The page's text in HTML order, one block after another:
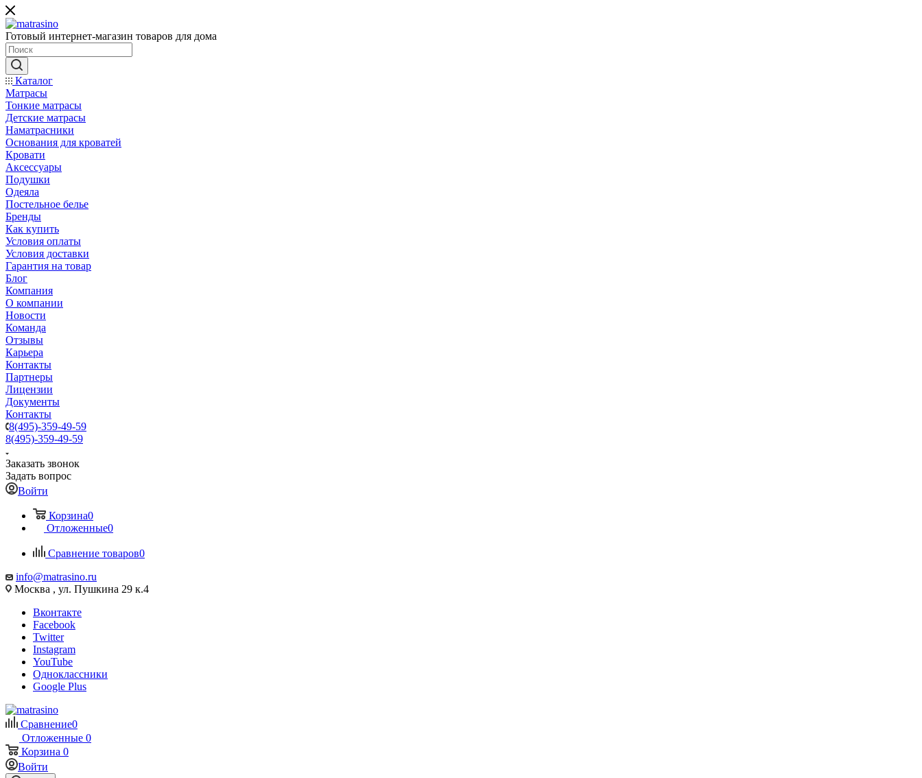
Готовый интернет-магазин товаров для дома
Каталог
Матрасы
Тонкие матрасы
Детские матрасы
Наматрасники
Основания для кроватей
Кровати
Аксессуары
Подушки
Одеяла
Постельное белье
Бренды
Как купить
Условия оплаты
Условия доставки
Гарантия на товар
Блог
Компания
О компании
Новости
Команда
Отзывы
Карьера
Контакты
Партнеры
Лицензии
Документы
Контакты
8(495)-359-49-59
8(495)-359-49-59
Заказать звонок
Задать вопрос
Войти
Корзина0
Отложенные0
Сравнение товаров0
info@matrasino.ru
Москва , ул. Пушкина 29 к.4
Вконтакте
Facebook
Twitter
Instagram
YouTube
Одноклассники
Google Plus
Сравнение0
Отложенные 0
Корзина 0
Войти